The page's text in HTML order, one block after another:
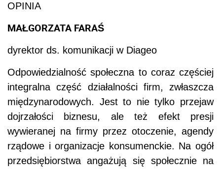
OPINIA
MAŁGORZATA FARAŚ
dyrektor ds. komunikacji w Diageo
Odpowiedzialność społeczna to coraz częściej
integralna część działalności firm, zwłaszcza
międzynarodowych. Jest to nie tylko przejaw
dojrzałości biznesu, ale też efekt presji
wywieranej na firmy przez otoczenie, agendy
rządowe i organizacje konsumenckie. Na ogół
przedsiębiorstwa angażują się społecznie na